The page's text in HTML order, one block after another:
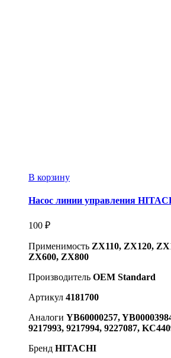
В корзину
Насос линии управления
100 ₽
Применимость ZX110, ZX120,
ZX600, ZX800
Производитель OEM Standard
Артикул 4181700
Аналоги YB60000257,
9217993, 9217994, 9227087,
Бренд HITACHI